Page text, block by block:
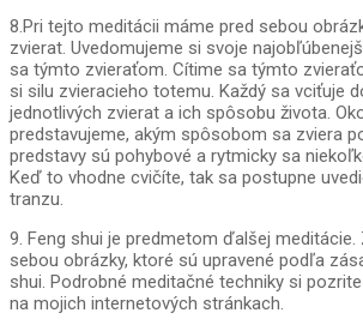
8.Pri tejto meditácii máme pred sebou
zvierat. Uvedomujeme si svoje
sa týmto zvieraťom. Cítime sa týmto
si silu zvieracieho totemu. Každý sa vciťuje
jednotlivých zvierat a ich spôsobu života.
predstavujeme, akým spôsobom sa zviera
predstavy sú pohybové a rytmicky sa
Keď to vhodne cvičíte, tak sa postupne
tranzu.
9. Feng shui je predmetom ďalšej meditácie.
sebou obrázky, ktoré sú upravené podľa
shui. Podrobné meditačné techniky si
na mojich internetových stránkach.